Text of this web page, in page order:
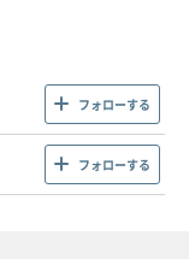
フォローする
フォローする